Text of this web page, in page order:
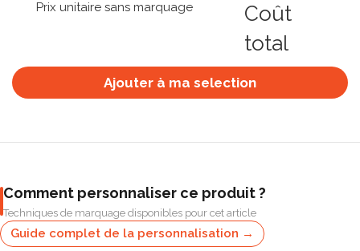
Prix unitaire sans marquage
Coût
total
Ajouter à ma selection
Comment personnaliser ce produit ?
Techniques de marquage disponibles pour cet article
Guide complet de la personnalisation →